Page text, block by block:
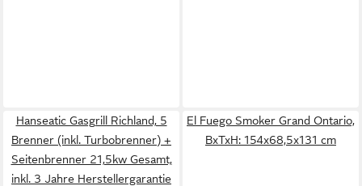
Hanseatic Gasgrill Richland, 5
Brenner (inkl. Turbobrenner) +
Seitenbrenner 21,5kw Gesamt,
inkl. 3 Jahre Herstellergarantie
El Fuego Smoker Grand Ontario,
BxTxH: 154x68,5x131 cm